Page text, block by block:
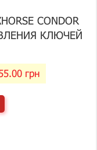
CONDOR
КЛЮЧЕЙ
грн